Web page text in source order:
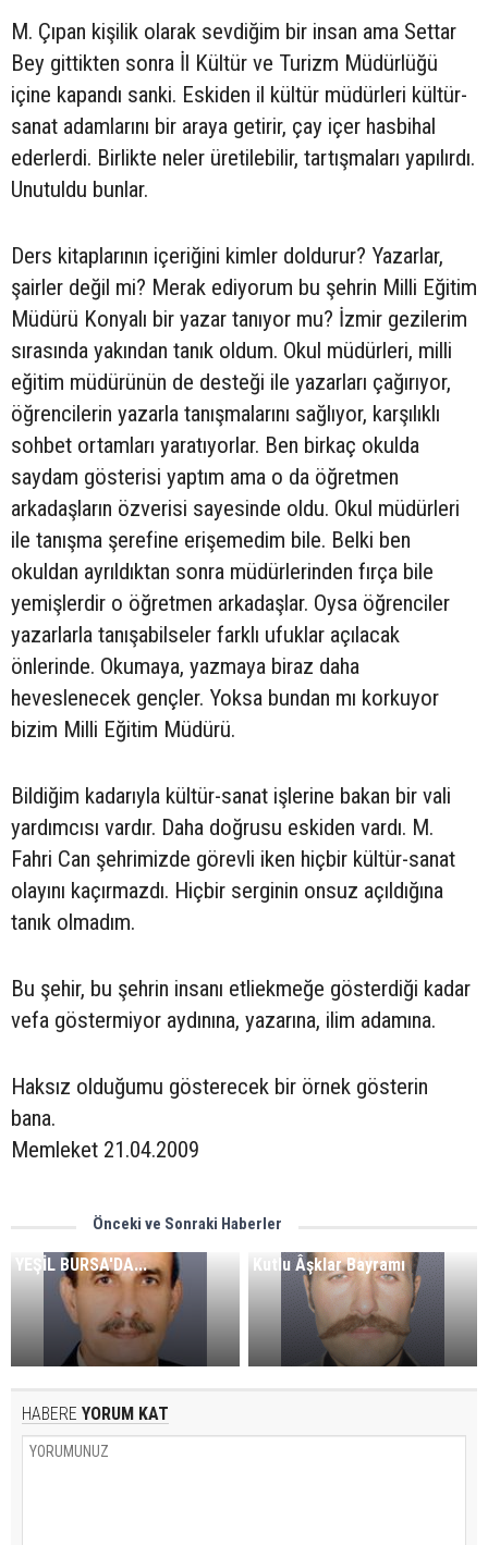
M. Çıpan kişilik olarak sevdiğim bir insan ama Settar
Bey gittikten sonra İl Kültür ve Turizm Müdürlüğü
içine kapandı sanki. Eskiden il kültür müdürleri kültür-
sanat adamlarını bir araya getirir, çay içer hasbihal
ederlerdi. Birlikte neler üretilebilir, tartışmaları yapılırdı.
Unutuldu bunlar.
Ders kitaplarının içeriğini kimler doldurur? Yazarlar,
şairler değil mi? Merak ediyorum bu şehrin Milli Eğitim
Müdürü Konyalı bir yazar tanıyor mu? İzmir gezilerim
sırasında yakından tanık oldum. Okul müdürleri, milli
eğitim müdürünün de desteği ile yazarları çağırıyor,
öğrencilerin yazarla tanışmalarını sağlıyor, karşılıklı
sohbet ortamları yaratıyorlar. Ben birkaç okulda
saydam gösterisi yaptım ama o da öğretmen
arkadaşların özverisi sayesinde oldu. Okul müdürleri
ile tanışma şerefine erişemedim bile. Belki ben
okuldan ayrıldıktan sonra müdürlerinden fırça bile
yemişlerdir o öğretmen arkadaşlar. Oysa öğrenciler
yazarlarla tanışabilseler farklı ufuklar açılacak
önlerinde. Okumaya, yazmaya biraz daha
heveslenecek gençler. Yoksa bundan mı korkuyor
bizim Milli Eğitim Müdürü.
Bildiğim kadarıyla kültür-sanat işlerine bakan bir vali
yardımcısı vardır. Daha doğrusu eskiden vardı. M.
Fahri Can şehrimizde görevli iken hiçbir kültür-sanat
olayını kaçırmazdı. Hiçbir serginin onsuz açıldığına
tanık olmadım.
Bu şehir, bu şehrin insanı etliekmeğe gösterdiği kadar
vefa göstermiyor aydınına, yazarına, ilim adamına.
Haksız olduğumu gösterecek bir örnek gösterin
bana.
Memleket 21.04.2009
Önceki ve Sonraki Haberler
YEŞİL BURSA'DA... Kutlu Âşklar Bayramı
HABERE YORUM KAT